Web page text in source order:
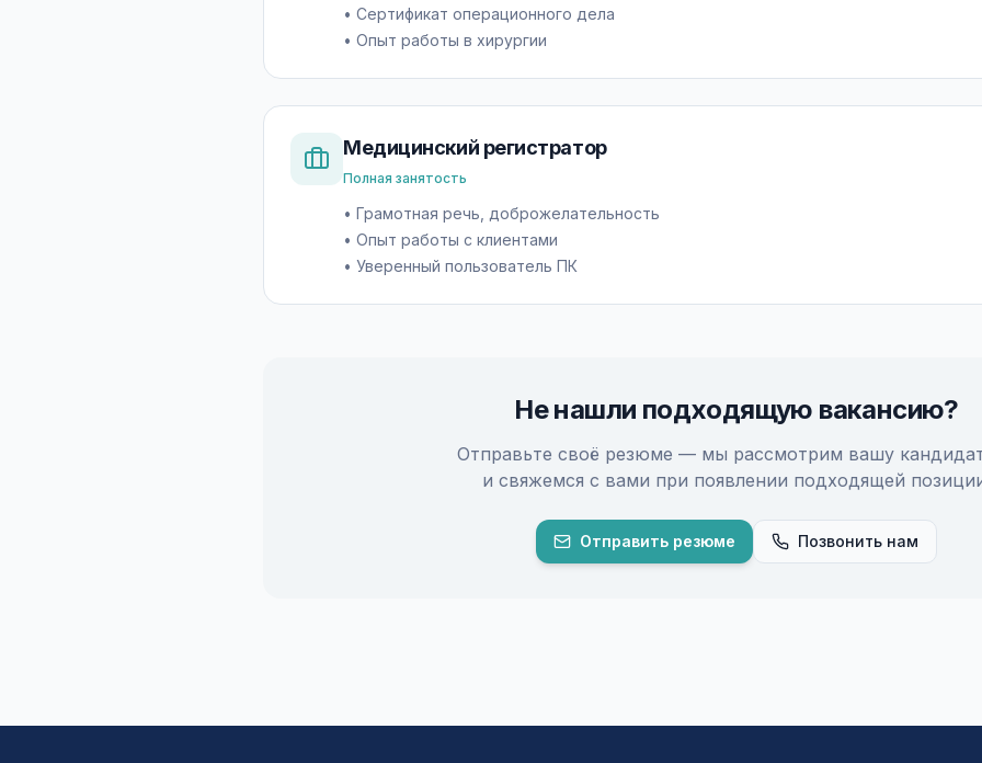
• Сертификат операционного дела
• Опыт работы в хирургии
Медицинский регистратор
Полная занятость
• Грамотная речь, доброжелательность
• Опыт работы с клиентами
• Уверенный пользователь ПК
Не нашли подходящую вакансию?
Отправьте своё резюме — мы рассмотрим вашу
и свяжемся с вами при появлении подходящей
Отправить резюме Позвонить нам